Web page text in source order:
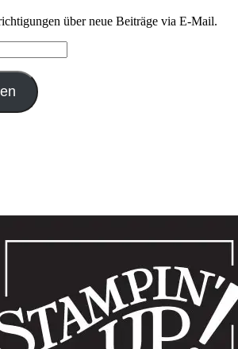
über neue Beiträge via E-Mail.